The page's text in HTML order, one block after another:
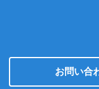
お問い合